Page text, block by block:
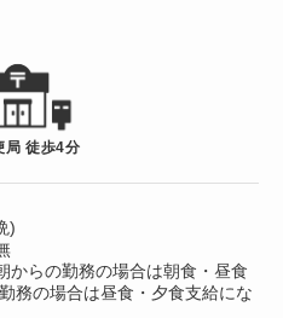
局 徒歩4分
)
からの勤務の場合は朝食・昼食
務の場合は昼食・夕食支給にな